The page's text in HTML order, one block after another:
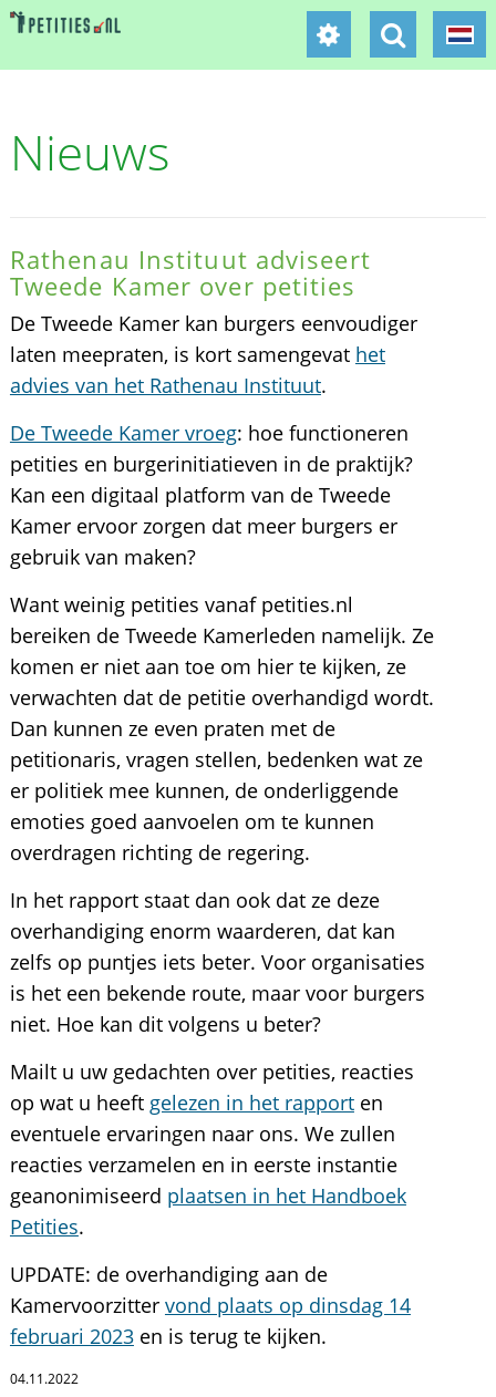
Nieuws
Rathenau Instituut adviseert
Tweede Kamer over petities
De Tweede Kamer kan burgers eenvoudiger
laten meepraten, is kort samengevat het
advies van het Rathenau Instituut.
De Tweede Kamer vroeg: hoe functioneren
petities en burgerinitiatieven in de praktijk?
Kan een digitaal platform van de Tweede
Kamer ervoor zorgen dat meer burgers er
gebruik van maken?
Want weinig petities vanaf petities.nl
bereiken de Tweede Kamerleden namelijk. Ze
komen er niet aan toe om hier te kijken, ze
verwachten dat de petitie overhandigd wordt.
Dan kunnen ze even praten met de
petitionaris, vragen stellen, bedenken wat ze
er politiek mee kunnen, de onderliggende
emoties goed aanvoelen om te kunnen
overdragen richting de regering.
In het rapport staat dan ook dat ze deze
overhandiging enorm waarderen, dat kan
zelfs op puntjes iets beter. Voor organisaties
is het een bekende route, maar voor burgers
niet. Hoe kan dit volgens u beter?
Mailt u uw gedachten over petities, reacties
op wat u heeft gelezen in het rapporten
eventuele ervaringen naar ons. We zullen
reacties verzamelen en in eerste instantie
geanonimiseerd plaatsen in het Handboek
Petities.
UPDATE: de overhandiging aan de
Kamervoorzitter vond plaats op dinsdag 14
februari 2023en is terug te kijken.
04.11.2022